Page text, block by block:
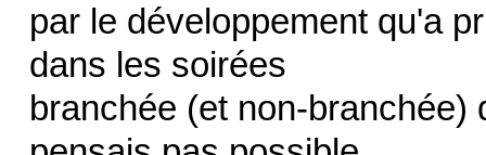
par le développement qu'a
dans les soirées
branchée (et non-